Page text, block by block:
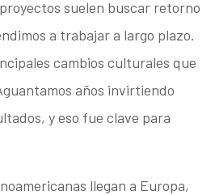
suelen buscar retorno
a trabajar a largo plazo.
cambios culturales que
años invirtiendo
y eso fue clave para
llegan a Europa,